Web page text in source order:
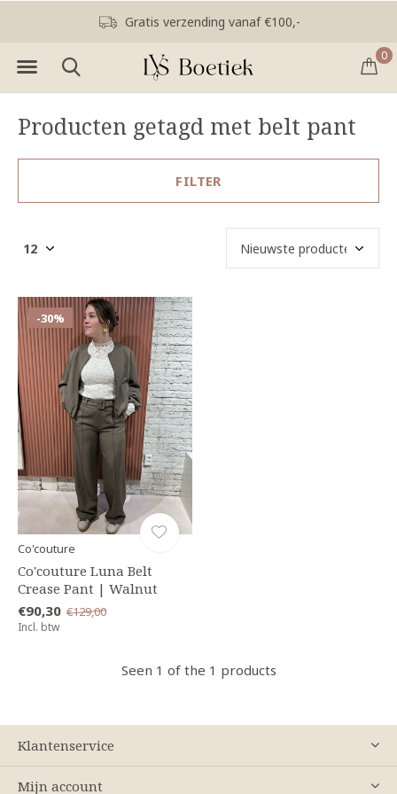
0
Gratis verzending vanaf €100,-
Producten getagd met belt pant
FILTER
-30%
Co'couture
Co'couture Luna Belt
Crease Pant | Walnut
€90,30 €129,00
Incl. btw
Seen 1 of the 1 products
Klantenservice
Mijn account